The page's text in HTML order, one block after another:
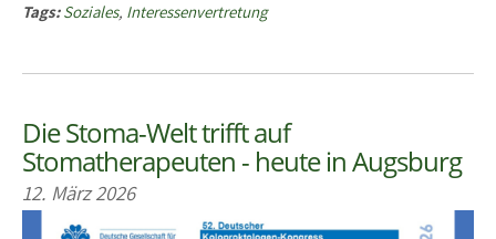
Tags:Soziales, Interessenvertretung
Die Stoma-Welt trifft auf
Stomatherapeuten - heute in Augsburg
12. März 2026